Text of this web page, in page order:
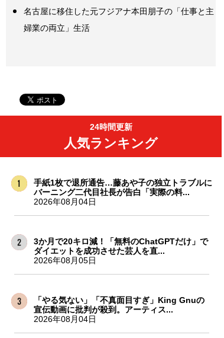
名古屋に移住した元フジアナ本田朋子の「仕事と主
婦業の両立」生活
24時間更新
人気ランキング
手紙1枚で退所通告…藤あや子の独立トラブルに
バーニング二代目社長が告白「実際の料...
2026年08月04日
3か月で20キロ減！「無料のChatGPTだけ」で
ダイエットを成功させた芸人を直...
2026年08月05日
「やる気ない」「不真面目すぎ」King Gnuの
宣伝動画に批判が殺到。アーティス...
2026年08月04日